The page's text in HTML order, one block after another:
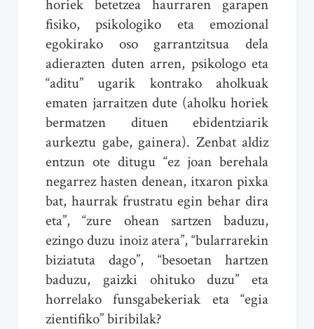
horiek betetzea haurraren garapen
fisiko, psikologiko eta emozional
egokirako oso garrantzitsua dela
adierazten duten arren, psikologo eta
“aditu” ugarik kontrako aholkuak
ematen jarraitzen dute (aholku horiek
bermatzen dituen ebidentziarik
aurkeztu gabe, gainera). Zenbat aldiz
entzun ote ditugu “ez joan berehala
negarrez hasten denean, itxaron pixka
bat, haurrak frustratu egin behar dira
eta”, “zure ohean sartzen baduzu,
ezingo duzu inoiz atera”, “bularrarekin
biziatuta dago”, “besoetan hartzen
baduzu, gaizki ohituko duzu” eta
horrelako funsgabekeriak eta “egia
zientifiko” biribilak?